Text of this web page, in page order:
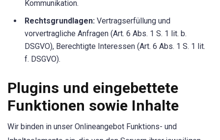
Kommunikation.
Rechtsgrundlagen: Vertragserfüllung und
vorvertragliche Anfragen (Art. 6 Abs. 1 S. 1 lit. b.
DSGVO), Berechtigte Interessen (Art. 6 Abs. 1 S. 1 lit.
f. DSGVO).
Plugins und eingebettete
Funktionen sowie Inhalte
Wir binden in unser Onlineangebot Funktions- und